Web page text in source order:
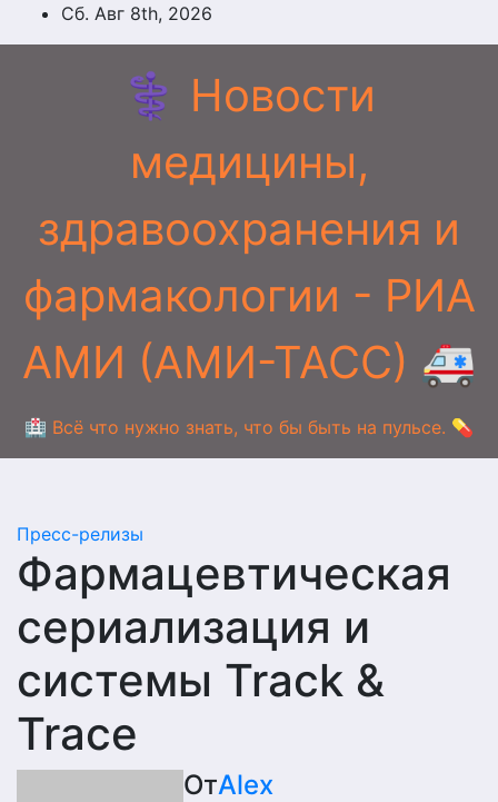
Перейти
к
Сб. Авг 8th, 2026
⚕️ Новости
медицины,
здравоохранения и
фармакологии - РИА
АМИ (АМИ-ТАСС) 🚑
🏥 Всё что нужно знать, что бы быть на пульсе. 💊
Пресс-релизы
Фармацевтическая
сериализация и
системы Track &
Trace
ОтAlex